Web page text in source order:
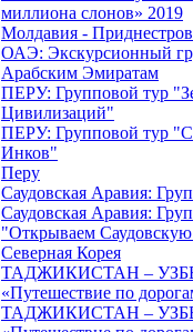
миллиона слонов» 2019
Молдавия -
ОАЭ: Экскурсионный
Арабским Эмиратам
ПЕРУ: Групповой тур
Цивилизаций"
ПЕРУ: Групповой тур
Инков"
Перу
Саудовская Аравия:
Саудовская Аравия:
"Открываем
Северная Корея
ТАДЖИКИСТАН –
«Путешествие по
ТАДЖИКИСТАН –